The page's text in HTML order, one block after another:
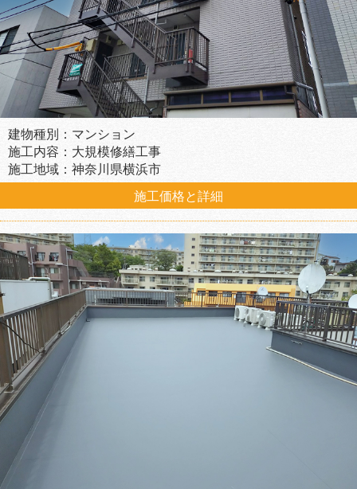
建物種別：マンション
施工内容：大規模修繕工事
施工地域：神奈川県横浜市
施工価格と詳細